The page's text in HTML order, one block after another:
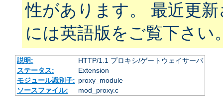
性があります。 最近更
には英語版をご覧下さい
説明:
HTTP/1.1 プロキシ/ゲートウェイサーバ
ステータス:
Extension
モジュール識別子: proxy_module
ソースファイル:
mod_proxy.c